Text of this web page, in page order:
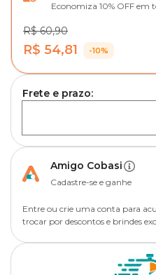
Economiza 10% OFF em
R$ 60,90
R$ 54,81 -10%
Frete e prazo:
Amigo Cobasi
Cadastre-se e ganhe
Entre ou crie uma conta para
trocar por descontos e brindes